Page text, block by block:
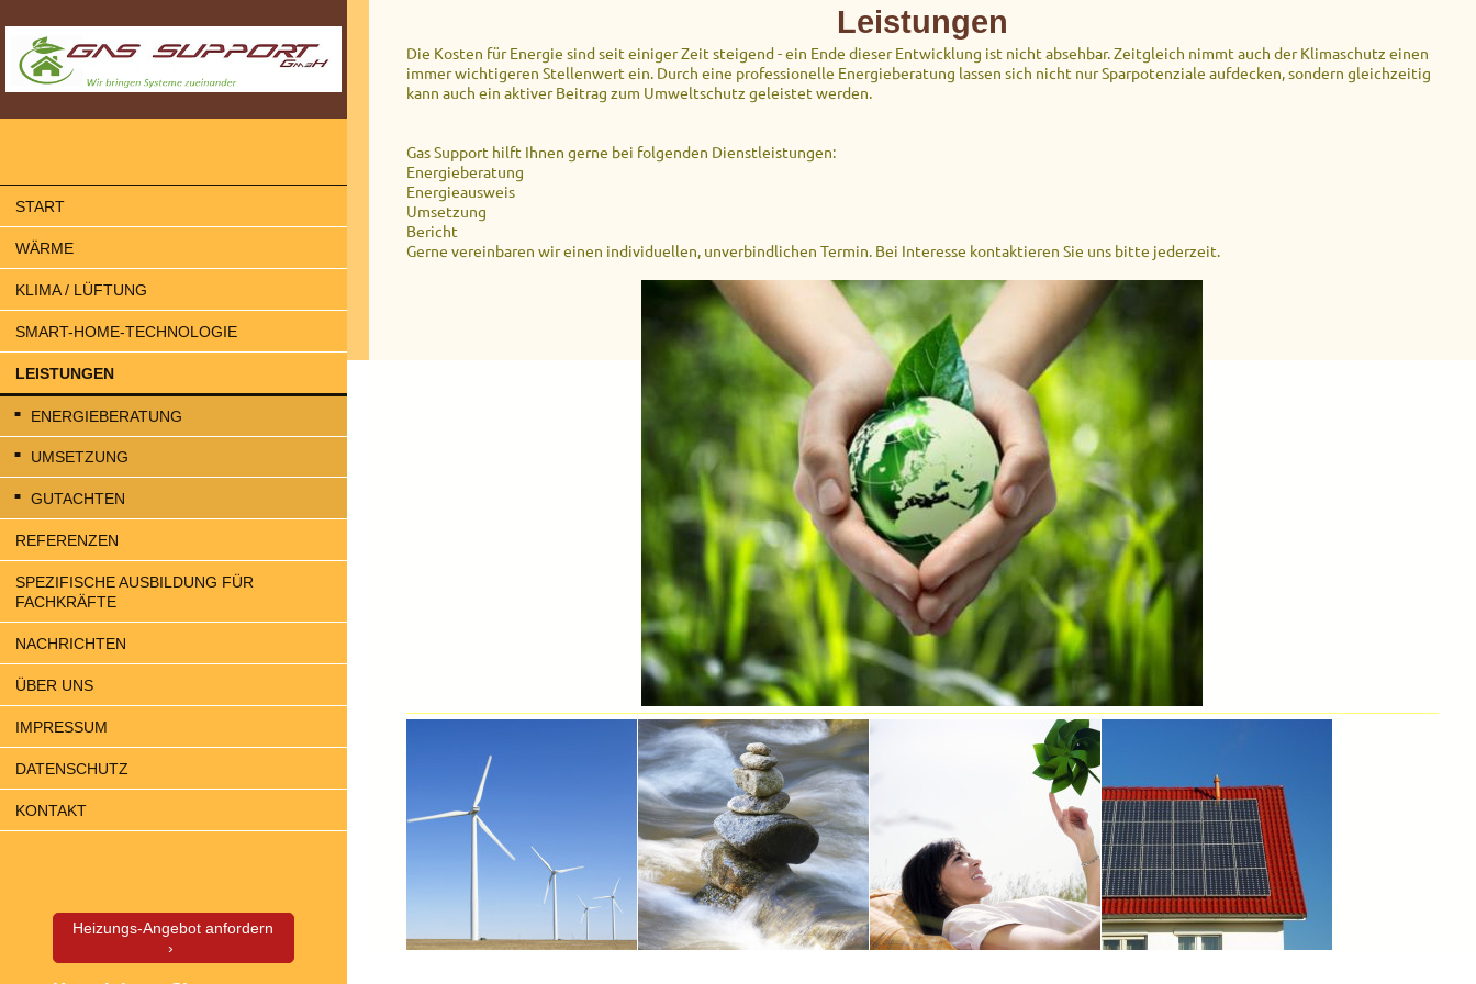
START
WÄRME
KLIMA / LÜFTUNG
SMART-HOME-TECHNOLOGIE
LEISTUNGEN
ENERGIEBERATUNG
UMSETZUNG
GUTACHTEN
REFERENZEN
SPEZIFISCHE AUSBILDUNG FÜR
FACHKRÄFTE
NACHRICHTEN
ÜBER UNS
IMPRESSUM
DATENSCHUTZ
KONTAKT
Heizungs-Angebot anfordern
Leistungen
Die Kosten für Energie sind seit einiger Zeit steigend - ein Ende dieser Entwicklung ist nicht absehbar. Zeitgleich nimmt auch der Klimaschutz einen
immer wichtigeren Stellenwert ein. Durch eine professionelle Energieberatung lassen sich nicht nur Sparpotenziale aufdecken, sondern gleichzeitig
kann auch ein aktiver Beitrag zum Umweltschutz geleistet werden.
Gas Support hilft Ihnen gerne bei folgenden Dienstleistungen:
Energieberatung
Energieausweis
Umsetzung
Bericht
Gerne vereinbaren wir einen individuellen, unverbindlichen Termin. Bei Interesse kontaktieren Sie uns bitte jederzeit.